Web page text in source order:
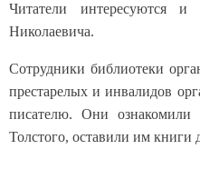
Читатели интересуются и
Николаевича.
Сотрудники библиотеки
престарелых и инвалидов
писателю. Они ознакомили
Толстого, оставили им книги